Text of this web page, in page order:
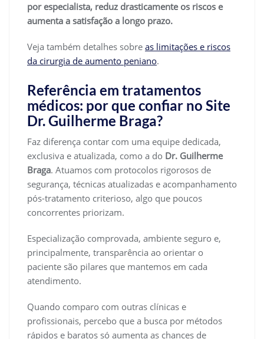
por especialista, reduz drasticamente os riscos e
aumenta a satisfação a longo prazo.
Veja também detalhes sobre as limitações e riscos
da cirurgia de aumento peniano.
Referência em tratamentos
médicos: por que confiar no Site
Dr. Guilherme Braga?
Faz diferença contar com uma equipe dedicada,
exclusiva e atualizada, como a do Dr. Guilherme
Braga. Atuamos com protocolos rigorosos de
segurança, técnicas atualizadas e acompanhamento
pós-tratamento criterioso, algo que poucos
concorrentes priorizam.
Especialização comprovada, ambiente seguro e,
principalmente, transparência ao orientar o
paciente são pilares que mantemos em cada
atendimento.
Quando comparo com outras clínicas e
profissionais, percebo que a busca por métodos
rápidos e baratos só aumenta as chances de